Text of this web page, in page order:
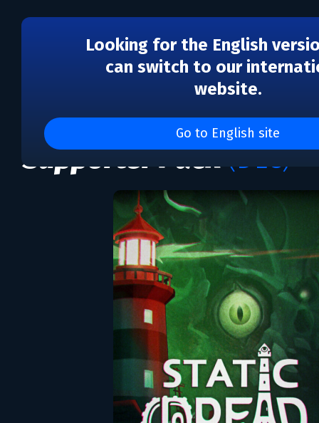
Looking for the English
can switch to our
website.
Go to English site
Static Dread: The
Supporter Pack(DLC)
DLC